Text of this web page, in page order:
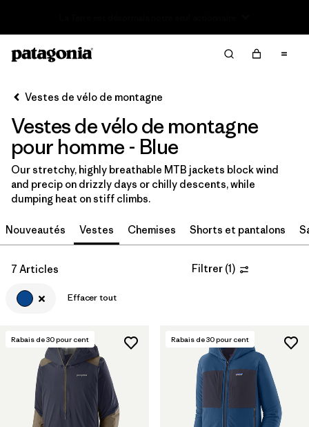
Trier par
Filtrer par
Catégorie
Filtrer par
Prix
Filtrer par
Taille
Filtrer par
Coupe
Filtrer par
Couleur 1
Filtrer par
Famille du produit
Filtrer par
Genre
Vestes de vélo de montagne
Vestes de vélo de montagne
pour homme - Blue
Our stretchy, highly breathable MTB jackets block wind
and precip on drizzly days or chilly descents, while
dumping heat on stiff climbs.
Nouveautés Vestes Chemises Shorts et pantalons
7 Articles Filtrer (1)
Effacer tout
Rabais de30pour cent Rabais de30pour cent